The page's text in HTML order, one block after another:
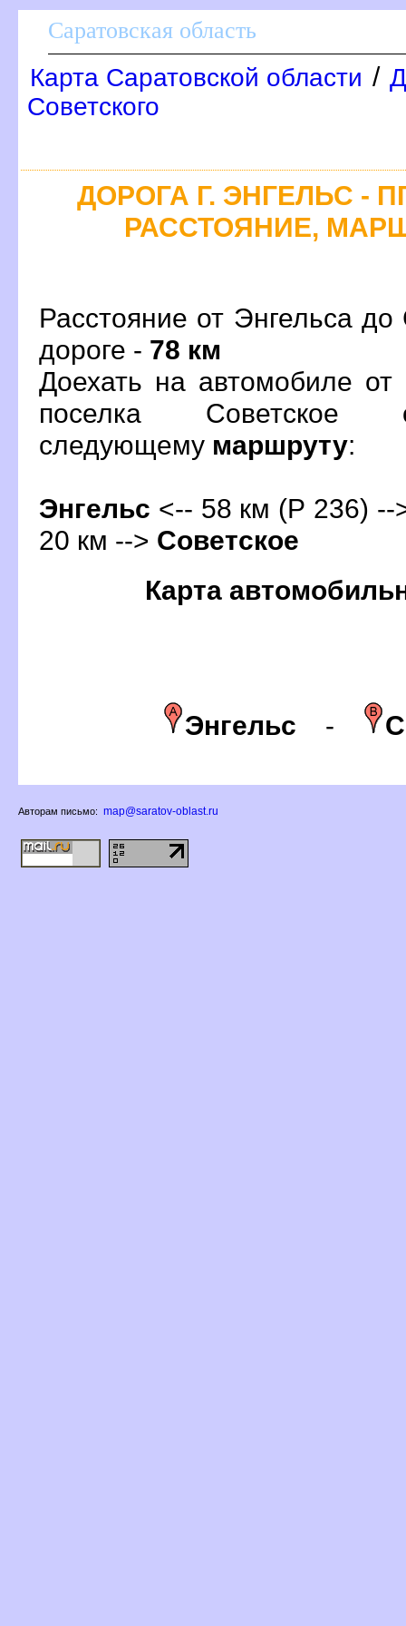
Саратовская область
Карта Саратовской области /
Советского
ДОРОГА Г. ЭНГЕЛЬС -
РАССТОЯНИЕ,
Расстояние от Энгельса до
дороге - 78 км
Доехать на автомобиле от
поселка Советское
следующему маршруту:
Энгельс <-- 58 км (Р 236) --
20 км --> Советское
Карта
Энгельс -
Авторам письмо: map@saratov-oblast.ru